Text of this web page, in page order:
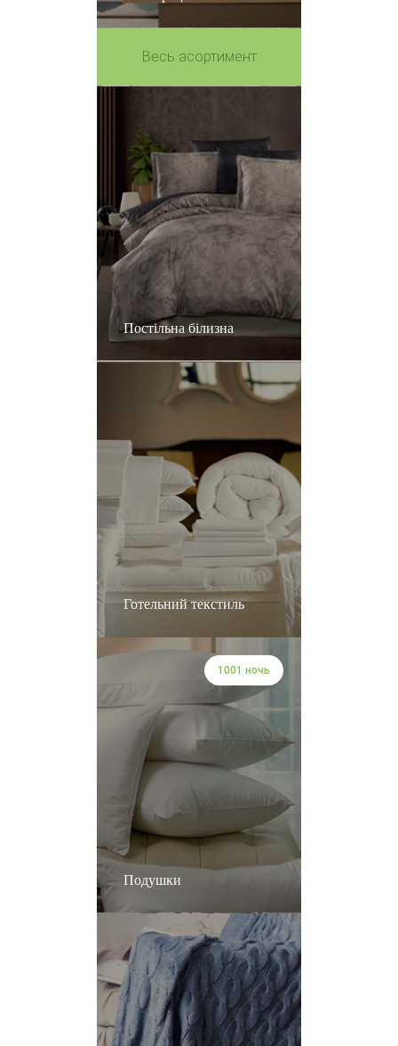
Весь асортимент
Постільна білизна
Готельний текстиль
Подушки
1001 ночь